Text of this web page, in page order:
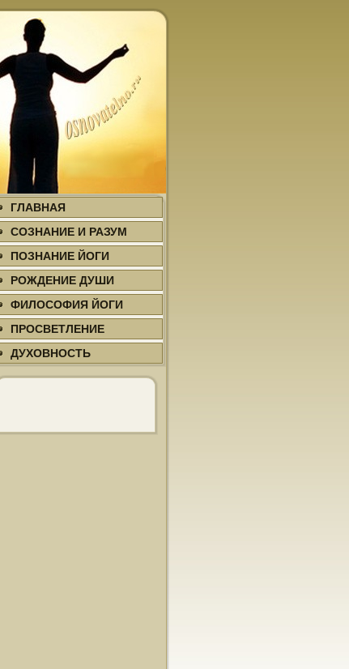
ГЛАВНАЯ
СОЗНАНИЕ И РАЗУМ
ПОЗНАНИЕ ЙОГИ
РОЖДЕНИЕ ДУШИ
ФИЛΟСОФИЯ ЙОГИ
ПРΟСВЕТЛЕНИЕ
ДУХΟВНΟСТЬ